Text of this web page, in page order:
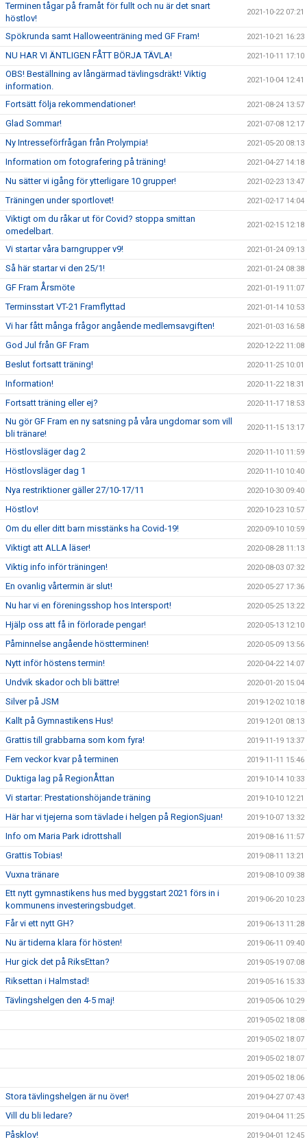
Terminen tågar på framåt för fullt och nu är det snart
höstlov!
2021-10-22 07:21
Spökrunda samt Halloweenträning med GF Fram! 2021-10-21 16:23
NU HAR VI ÄNTLIGEN FÅTT BÖRJA TÄVLA! 2021-10-11 17:10
OBS! Beställning av långärmad tävlingsdräkt! Viktig
information.
2021-10-04 12:41
Fortsätt följa rekommendationer! 2021-08-24 13:57
Glad Sommar! 2021-07-08 12:17
Ny Intresseförfrågan från Prolympia! 2021-05-20 08:13
Information om fotografering på träning! 2021-04-27 14:18
Nu sätter vi igång för ytterligare 10 grupper! 2021-02-23 13:47
Träningen under sportlovet! 2021-02-17 14:04
Viktigt om du råkar ut för Covid? stoppa smittan
omedelbart.
2021-02-15 12:18
Vi startar våra barngrupper v9! 2021-01-24 09:13
Så här startar vi den 25/1! 2021-01-24 08:38
GF Fram Årsmöte 2021-01-19 11:07
Terminsstart VT-21 Framflyttad 2021-01-14 10:53
Vi har fått många frågor angående medlemsavgiften! 2021-01-03 16:58
God Jul från GF Fram 2020-12-22 11:08
Beslut fortsatt träning! 2020-11-25 10:01
Information! 2020-11-22 18:31
Fortsatt träning eller ej? 2020-11-17 18:53
Nu gör GF Fram en ny satsning på våra ungdomar som vill
bli tränare!
2020-11-15 13:17
Höstlovsläger dag 2 2020-11-10 11:59
Höstlovsläger dag 1 2020-11-10 10:40
Nya restriktioner gäller 27/10-17/11 2020-10-30 09:40
Höstlov! 2020-10-23 10:57
Om du eller ditt barn misstänks ha Covid-19! 2020-09-10 10:59
Viktigt att ALLA läser! 2020-08-28 11:13
Viktig info inför träningen! 2020-08-03 07:32
En ovanlig vårtermin är slut! 2020-05-27 17:36
Nu har vi en föreningsshop hos Intersport! 2020-05-25 13:22
Hjälp oss att få in förlorade pengar! 2020-05-13 12:10
Påminnelse angående höstterminen! 2020-05-09 13:56
Nytt inför höstens termin! 2020-04-22 14:07
Undvik skador och bli bättre! 2020-01-20 15:04
Silver på JSM 2019-12-02 10:18
Kallt på Gymnastikens Hus! 2019-12-01 08:13
Grattis till grabbarna som kom fyra! 2019-11-19 13:37
Fem veckor kvar på terminen 2019-11-11 15:46
Duktiga lag på RegionÅttan 2019-10-14 10:33
Vi startar: Prestationshöjande träning 2019-10-10 12:21
Här har vi tjejerna som tävlade i helgen på RegionSjuan! 2019-10-07 13:32
Info om Maria Park idrottshall 2019-08-16 11:57
Grattis Tobias! 2019-08-11 13:21
Vuxna tränare 2019-08-10 09:38
Ett nytt gymnastikens hus med byggstart 2021 förs in i
kommunens investeringsbudget.
2019-06-20 10:23
Får vi ett nytt GH? 2019-06-13 11:28
Nu är tiderna klara för hösten! 2019-06-11 09:40
Hur gick det på RiksEttan? 2019-05-19 07:08
Riksettan i Halmstad! 2019-05-16 15:33
Tävlingshelgen den 4-5 maj! 2019-05-06 10:29
2019-05-02 18:08
2019-05-02 18:07
2019-05-02 18:07
2019-05-02 18:06
Stora tävlingshelgen är nu över! 2019-04-27 07:43
Vill du bli ledare? 2019-04-04 11:25
Påsklov! 2019-04-01 12:45